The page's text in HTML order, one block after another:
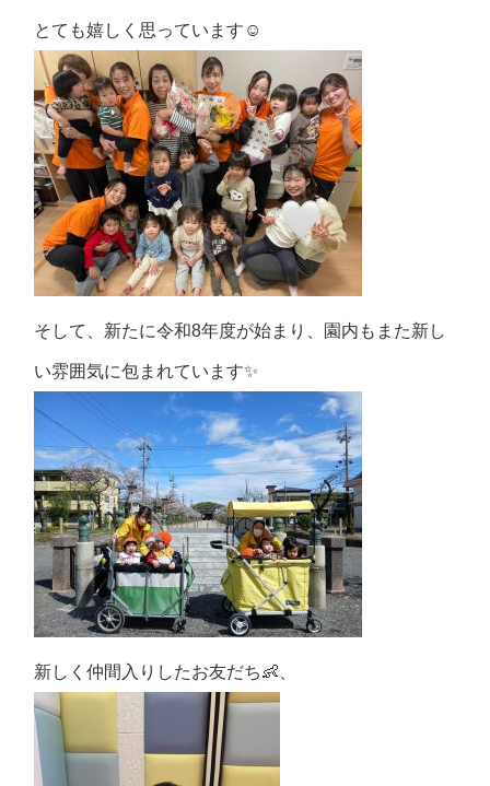
とても嬉しく思っています☺
そして、新たに令和8年度が始まり、園内もまた新し
い雰囲気に包まれています✨
新しく仲間入りしたお友だち👶、